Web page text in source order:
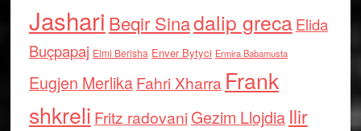
Jashari Beqir Sinadalip grecaElida
Buçpapaj Elmi Berisha Enver Bytyci Ermira Babamusta
Eugjen MerlikaFahri Xharra Frank
shkreli Fritz radovaniGezim Llojdia Ilir